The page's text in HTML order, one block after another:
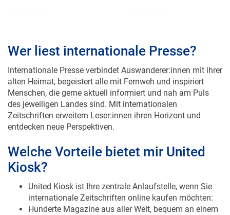
Wer liest internationale Presse?
Internationale Presse verbindet Auswanderer:innen mit ihrer
alten Heimat, begeistert alle mit Fernweh und inspiriert
Menschen, die gerne aktuell informiert und nah am Puls
des jeweiligen Landes sind. Mit internationalen
Zeitschriften erweitern Leser:innen ihren Horizont und
entdecken neue Perspektiven.
Welche Vorteile bietet mir United
Kiosk?
United Kiosk ist Ihre zentrale Anlaufstelle, wenn Sie
internationale Zeitschriften online kaufen möchten:
Hunderte Magazine aus aller Welt, bequem an einem